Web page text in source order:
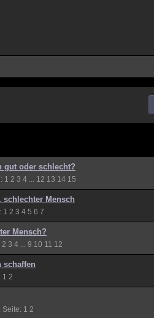
gut oder schlecht?
1 2 3 4 12 13 14 15
schlechter Mensch
1 2 3 4 5 6 7
Mensch?
2 3 4 9 10 11 12
schaffen
1 2
Seite: 1 2